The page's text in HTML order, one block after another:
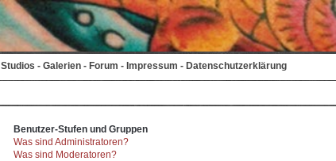
Studios - Galerien - Forum - Impressum - Datenschutzerklärung
Benutzer-Stufen und Gruppen
Was sind Administratoren?
Was sind Moderatoren?